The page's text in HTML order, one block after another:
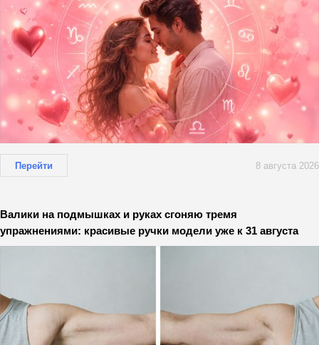
Перейти 8 августа 2026
Валики на подмышках и руках сгоняю тремя
упражнениями: красивые ручки модели уже к 31 августа